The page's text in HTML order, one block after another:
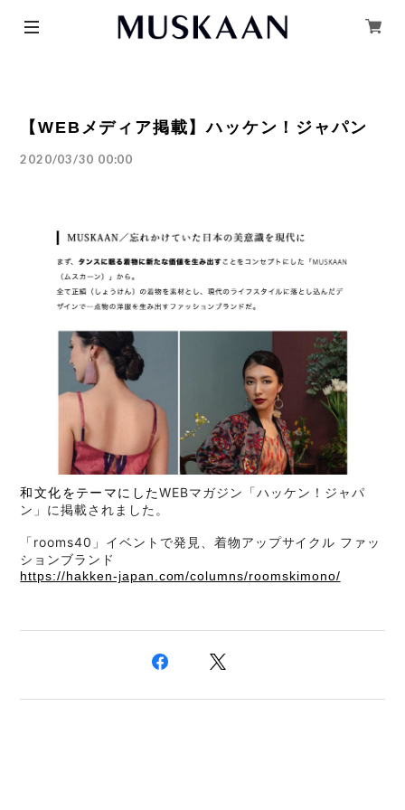
【WEBメディア掲載】ハッケン！ジャパン
2020/03/30 00:00
和文化をテーマにしたWEBマガジン「ハッケン！ジャパ
ン」に掲載されました。
「rooms40」イベントで発見、着物アップサイクル ファッ
ションブランド
https://hakken-japan.com/columns/roomskimono/